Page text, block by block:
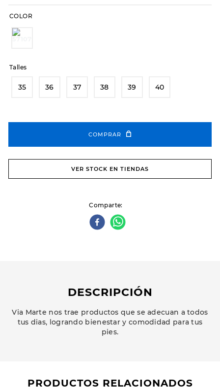
COLOR
Talles
35 36 37 38 39 40
COMPRAR
VER STOCK EN TIENDAS
Comparte
DESCRIPCIÓN
Via Marte nos trae productos que se adecuan a todos
tus dias, logrando bienestar y comodidad para tus
pies.
PRODUCTOS RELACIONADOS